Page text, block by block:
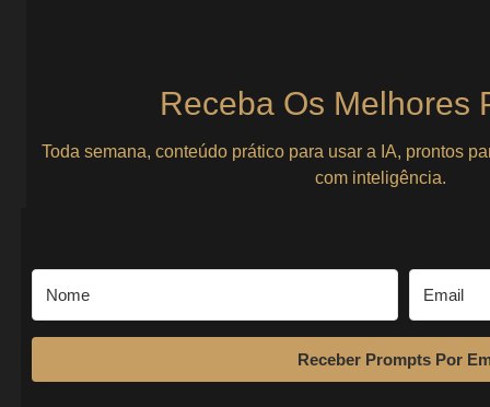
Receba Os Melhores
Toda semana, conteúdo prático para usar a IA, prontos
com inteligência.
Receber Prompts Por